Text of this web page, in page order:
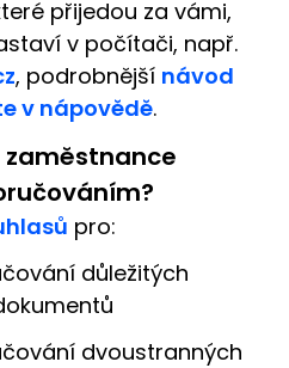
přijedou za vámi,
v počítači, např.
, podrobnější návod
v nápovědě.
zaměstnance
pro:
důležitých
dvoustranných